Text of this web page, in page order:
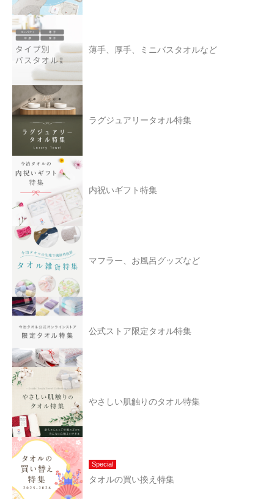
薄手、厚手、ミニバスタオルなど
ラグジュアリータオル特集
内祝いギフト特集
マフラー、お風呂グッズなど
公式ストア限定タオル特集
やさしい肌触りのタオル特集
Special
タオルの買い換え特集